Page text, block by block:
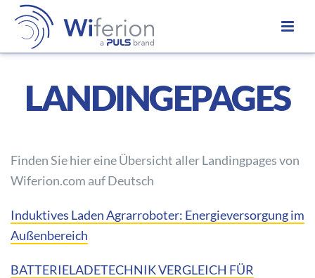
LANDINGEPAGES
Finden Sie hier eine Übersicht aller Landingpages von
Wiferion.com auf Deutsch
Induktives Laden Agrarroboter: Energieversorgung im
Außenbereich
BATTERIELADETECHNIK VERGLEICH FÜR